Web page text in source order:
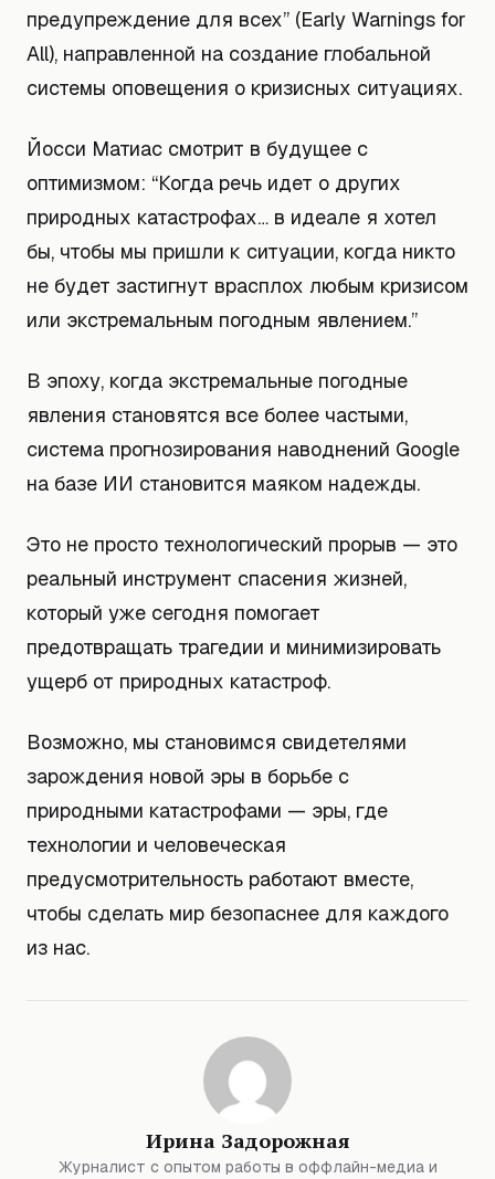
предупреждение для всех” (Early Warnings for
All), направленной на создание глобальной
системы оповещения о кризисных ситуациях.
Йосси Матиас смотрит в будущее с
оптимизмом: “Когда речь идет о других
природных катастрофах… в идеале я хотел
бы, чтобы мы пришли к ситуации, когда никто
не будет застигнут врасплох любым кризисом
или экстремальным погодным явлением.”
В эпоху, когда экстремальные погодные
явления становятся все более частыми,
система прогнозирования наводнений Google
на базе ИИ становится маяком надежды.
Это не просто технологический прорыв — это
реальный инструмент спасения жизней,
который уже сегодня помогает
предотвращать трагедии и минимизировать
ущерб от природных катастроф.
Возможно, мы становимся свидетелями
зарождения новой эры в борьбе с
природными катастрофами — эры, где
технологии и человеческая
предусмотрительность работают вместе,
чтобы сделать мир безопаснее для каждого
из нас.
Ирина Задорожная
Журналист с опытом работы в оффлайн-медиа и